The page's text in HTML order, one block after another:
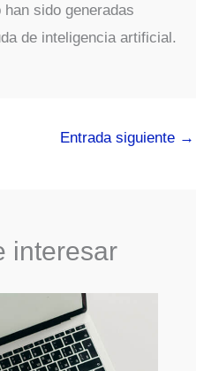
sido generadas
de inteligencia artificial.
Entrada siguiente →
interesar